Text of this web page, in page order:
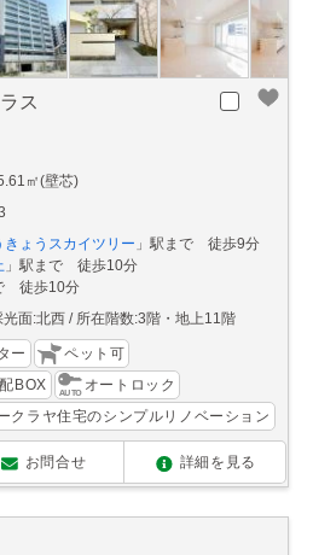
ス
㎡(壁芯)
きょうスカイツリー 」駅まで 徒歩9分
」駅まで 徒歩10分
徒歩10分
光面:北西 所在階数:3階・地上11階
ー
ペット可
BOX
オートロック
クラヤ住宅のシンプルリノベーション
お問合せ 詳細を見る